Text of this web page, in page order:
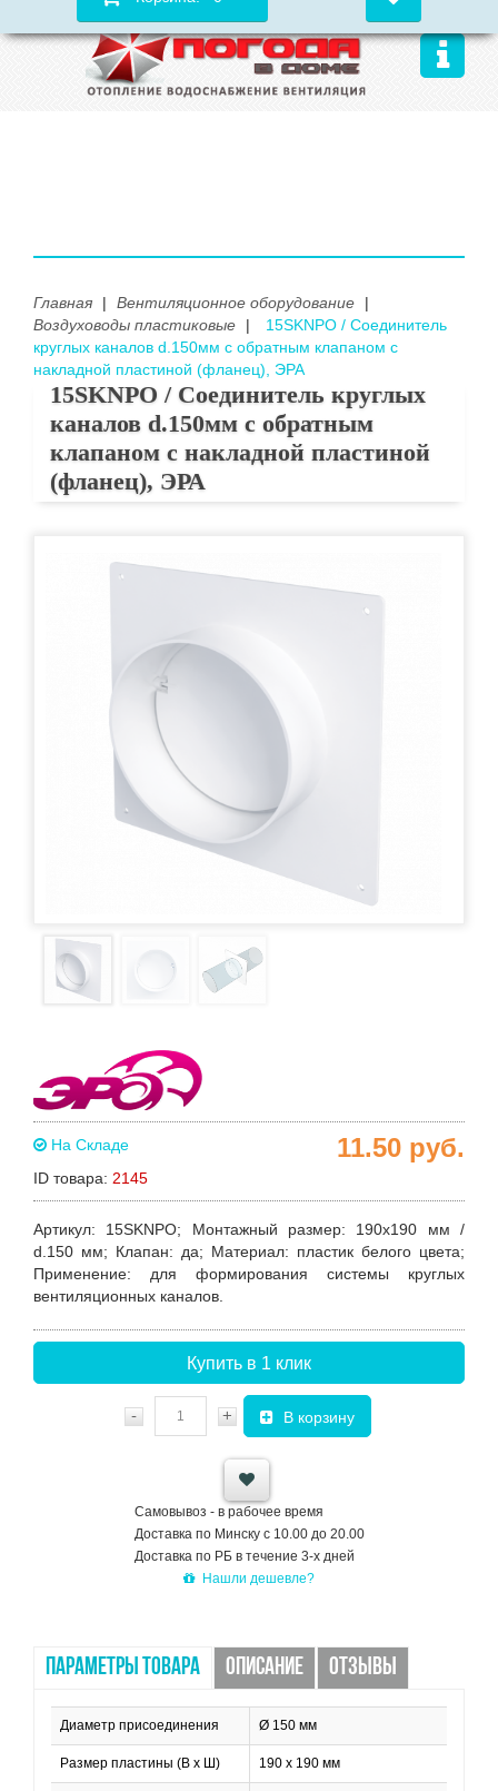
Главная | Вентиляционное оборудование
|
Воздуховоды пластиковые
|
15SKNPO / Соединитель
круглых каналов d.150мм с обратным клапаном с
накладной пластиной (фланец), ЭРА
15SKNPO / Соединитель круглых
каналов d.150мм с обратным
клапаном с накладной пластиной
(фланец), ЭРА
На Складе
ID товара: 2145
11.50 руб.
Артикул: 15SKNPO; Монтажный размер: 190х190 мм /
d.150 мм; Клапан: да; Материал: пластик белого цвета;
Применение: для формирования системы круглых
вентиляционных каналов.
Купить в 1 клик
- + В корзину
Самовывоз - в рабочее время
Доставка по Минску с 10.00 до 20.00
Доставка по РБ в течение 3-х дней
Нашли дешевле?
ПАРАМЕТРЫ ТОВАРА ОПИСАНИЕ ОТЗЫВЫ
Диаметр присоединения Ø 150 мм
Размер пластины (В х Ш) 190 х 190 мм